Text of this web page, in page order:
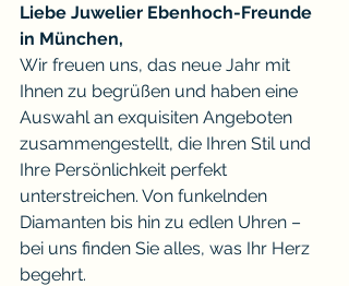
Liebe Juwelier Ebenhoch-Freunde
in München,
Wir freuen uns, das neue Jahr mit
Ihnen zu begrüßen und haben eine
Auswahl an exquisiten Angeboten
zusammengestellt, die Ihren Stil und
Ihre Persönlichkeit perfekt
unterstreichen. Von funkelnden
Diamanten bis hin zu edlen Uhren –
bei uns finden Sie alles, was Ihr Herz
begehrt.